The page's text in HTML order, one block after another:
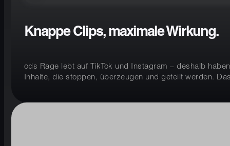
Knappe Clips, maximale Wirkung.
ods Rage lebt auf TikTok und Instagram – deshalb
Inhalte, die stoppen, überzeugen und geteilt werden.